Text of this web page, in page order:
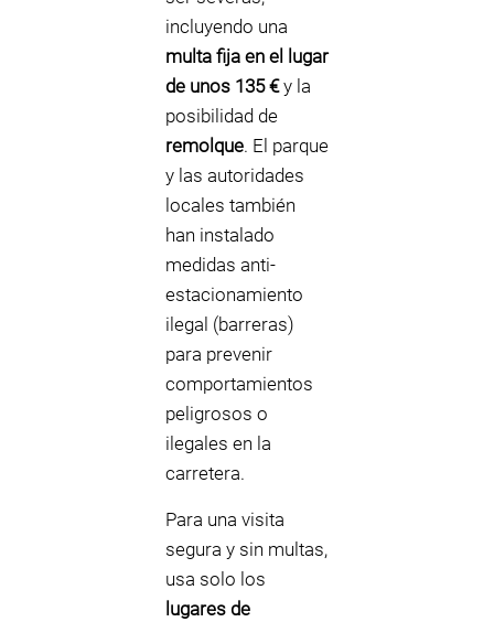
incluyendo una
multa fija en el lugar
de unos 135 €y la
posibilidad de
remolque. El parque
y las autoridades
locales también
han instalado
medidas anti-
estacionamiento
ilegal (barreras)
para prevenir
comportamientos
peligrosos o
ilegales en la
carretera.
Para una visita
segura y sin multas,
usa solo los
lugares de